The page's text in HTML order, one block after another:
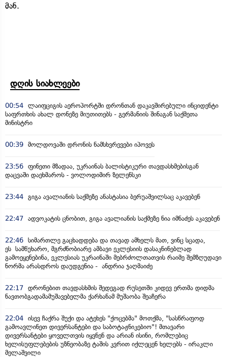
მან.
დღის სიახლეები
00:54 ლაიფციგის აეროპორტში დრონთან დაკავშირებული ინციდენტი
საფრთხის ახალ დონეზე მიუთითებს - გერმანიის შინაგან საქმეთა
მინისტრი
00:39 მოლდოვაში დრონის ნამსხვრევები იპოვეს
23:56 ფინეთი მზადაა, უკრაინას ბალისტიკური თავდასხმებისგან
დაცვაში დაეხმაროს - ვოლოდიმირ ზელენსკი
23:44 გიგა ავალიანის საქმეზე ანასტასია ბერუაშვილსაც აკავებენ
22:47 ადვოკატის ცნობით, გიგა ავალიანის საქმეზე ნია იმნაძეს აკავებენ
22:46 სიმართლე გაცხადდება და თავად ამხელს მათ, ვინც სცადა,
ეს სამწუხარო, მგრძნობიარე ამბავი ეკლესიის დასაკნინებლად
გამოეყენებინა, ეკლესიას უკრაინაში მებრძოლთათვის რაიმე შემზღუდავი
ნორმა არასდროს დაუდგენია - ანდრია ჯაღმაიძე
22:17 დრონებით თავდასხმის შედეგად რუსეთში კიდევ ერთმა დიდმა
ნავთობგადამამუშავებელმა ქარხანამ მუშაობა შეაჩერა
22:04 ისევ ჩაქრა შუქი და ატეხეს "ქოცებმა" მოთქმა, "სასწრაფოდ
გამოავლინეთ დივერსანტები და საბოტაჟნიკებიო"! მთავარი
დივერსანტები ყოველთვის იყვნენ და არიან ისინი, რომლებიც
ხელისუფლებების უზნეობაზე ტაშის კვრით იქლეცენ ხელებს - ირაკლი
მელაშვილი